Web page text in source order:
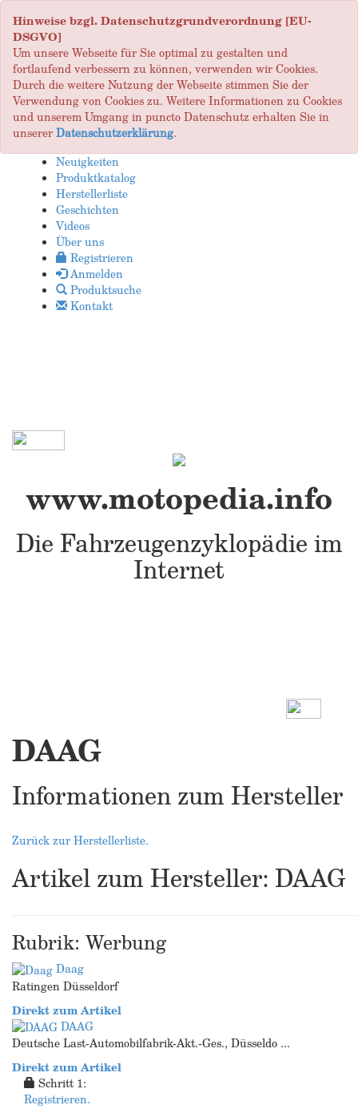
Hinweise bzgl. Datenschutzgrundverordnung [EU-
DSGVO]
Um unsere Webseite für Sie optimal zu gestalten und
fortlaufend verbessern zu können, verwenden wir Cookies.
Durch die weitere Nutzung der Webseite stimmen Sie der
Verwendung von Cookies zu. Weitere Informationen zu Cookies
und unserem Umgang in puncto Datenschutz erhalten Sie in
unsererDatenschutzerklärung.
Neuigkeiten
Produktkatalog
Herstellerliste
Geschichten
Videos
Über uns
Registrieren
Anmelden
Produktsuche
Kontakt
www.motopedia.info
Die Fahrzeugenzyklopädie im
Internet
DAAG
Informationen zum Hersteller
Zurück zur Herstellerliste.
Artikel zum Hersteller: DAAG
Rubrik: Werbung
Daag
Ratingen Düsseldorf
Direkt zum Artikel
DAAG
Deutsche Last-Automobilfabrik-Akt.-Ges., Düsseldo ...
Direkt zum Artikel
Schritt 1:
Registrieren.